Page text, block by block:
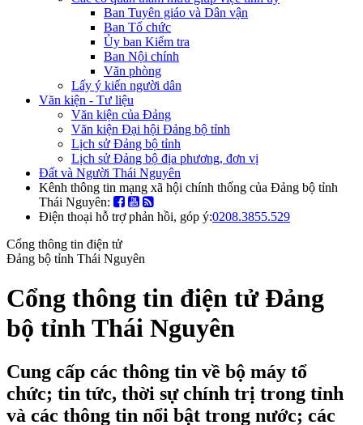
Ban Tuyên giáo và Dân vận
Ban Tổ chức
Ủy ban Kiểm tra
Ban Nội chính
Văn phòng
Lấy ý kiến người dân
Văn kiện - Tư liệu
Văn kiện của Đảng
Văn kiện Đại hội Đảng bộ tỉnh
Lịch sử Đảng bộ tỉnh
Lịch sử Đảng bộ địa phương, đơn vị
Đất và Người Thái Nguyên
Kênh thông tin mạng xã hội chính thống của Đảng bộ tỉnh
Thái Nguyên:
Điện thoại hỗ trợ phản hồi, góp ý:0208.3855.529
Cổng thông tin điện tử
Đảng bộ tỉnh Thái Nguyên
Cổng thông tin điện tử Đảng
bộ tỉnh Thái Nguyên
Cung cấp các thông tin về bộ máy tổ
chức; tin tức, thời sự chính trị trong tỉnh
và các thông tin nổi bật trong nước; các